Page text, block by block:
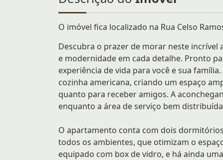
O imóvel fica localizado na Rua Celso
Descubra o prazer de morar neste
e modernidade em cada detalhe. Pronto
experiência de vida para você e sua
cozinha americana, criando um espaço
quanto para receber amigos. A
enquanto a área de serviço bem
O apartamento conta com dois
todos os ambientes, que otimizam o
equipado com box de vidro, e há ainda